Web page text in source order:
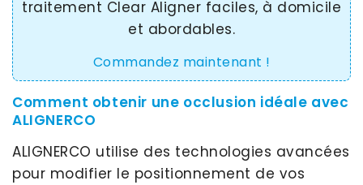
traitement Clear Aligner faciles, à domicile
et abordables.
Commandez maintenant !
Comment obtenir une occlusion idéale avec
ALIGNERCO
ALIGNERCO utilise des technologies avancées
pour modifier le positionnement de vos